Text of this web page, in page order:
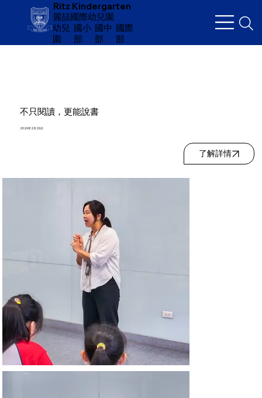
Ritz Kindergarten
麗喆國際幼兒園
幼兒
園
​國小
部
國中
部
國際
部
不只閱讀，更能說書
2026年2月26日
了解詳情